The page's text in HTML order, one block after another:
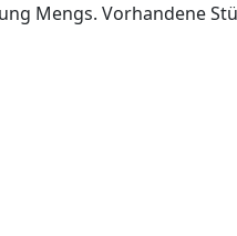
Mengs. Vorhandene